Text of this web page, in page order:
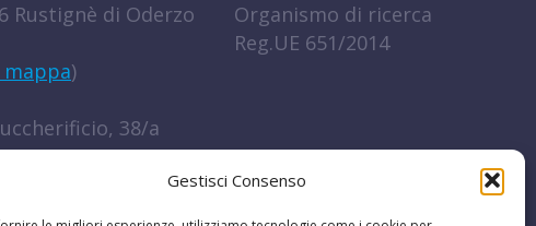
Gestisci Consenso
Rustignè di Oderzo
mappa)
38/a
Rovigo (RO)
Organismo di ricerca
Reg.UE 651/2014